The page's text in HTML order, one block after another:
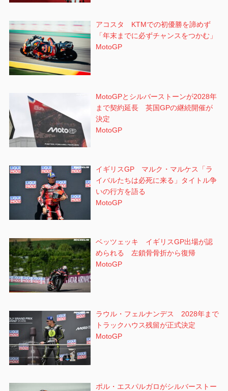
アコスタ KTMでの初優勝を諦めず
「年末までに必ずチャンスをつかむ」
MotoGP
MotoGPとシルバーストーンが2028年
まで契約延長 英国GPの継続開催が
決定
MotoGP
イギリスGP マルク・マルケス「ラ
イバルたちは必死に来る」タイトル争
いの行方を語る
MotoGP
ベッツェッキ イギリスGP出場が認
められる 左鎖骨骨折から復帰
MotoGP
ラウル・フェルナンデス 2028年まで
トラックハウス残留が正式決定
MotoGP
ポル・エスパルガロがシルバーストー